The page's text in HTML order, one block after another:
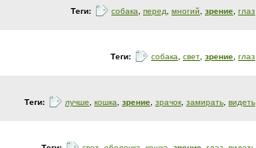
Теги: собака, перед, многий, зрение, глаз
Теги: собака, свет, зрение, глаз
Теги: лучше, кошка, зрение, зрачок, замирать, видеть